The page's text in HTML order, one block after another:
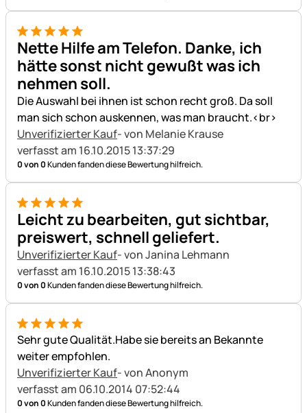
5 von 5
Nette Hilfe am Telefon. Danke, ich
hätte sonst nicht gewußt was ich
nehmen soll.
Die Auswahl bei ihnen ist schon recht groß. Da soll
man sich schon auskennen, was man braucht.<br>
Unverifizierter Kauf- von Melanie Krause
verfasst am 16.10.2015 13:37:29
0 von 0Kunden fanden diese Bewertung hilfreich.
5 von 5
Leicht zu bearbeiten, gut sichtbar,
preiswert, schnell geliefert.
Unverifizierter Kauf- von Janina Lehmann
verfasst am 16.10.2015 13:38:43
0 von 0Kunden fanden diese Bewertung hilfreich.
5 von 5
Sehr gute Qualität.Habe sie bereits an Bekannte
weiter empfohlen.
Unverifizierter Kauf- von Anonym
verfasst am 06.10.2014 07:52:44
0 von 0Kunden fanden diese Bewertung hilfreich.